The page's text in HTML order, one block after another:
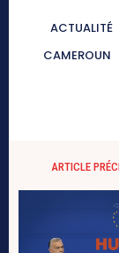
ACTUALITÉ
CAMEROUN
ARTICLE